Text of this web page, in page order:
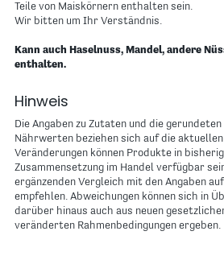
Teile von Maiskörnern enthalten sein.
Wir bitten um Ihr Verständnis.
Kann auch Haselnuss, Mandel, andere
enthalten.
Hinweis
Die Angaben zu Zutaten und die
Nährwerten beziehen sich auf die aktuellen
Veränderungen können Produkte in
Zusammensetzung im Handel verfügbar
ergänzenden Vergleich mit den Angaben
empfehlen. Abweichungen können sich in
darüber hinaus auch aus neuen
veränderten Rahmenbedingungen ergeben.